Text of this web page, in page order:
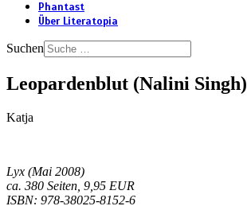
Phantast
Über Literatopia
Suchen
Leopardenblut (Nalini Singh)
Katja
Lyx (Mai 2008)
ca. 380 Seiten, 9,95 EUR
ISBN: 978-38025-8152-6